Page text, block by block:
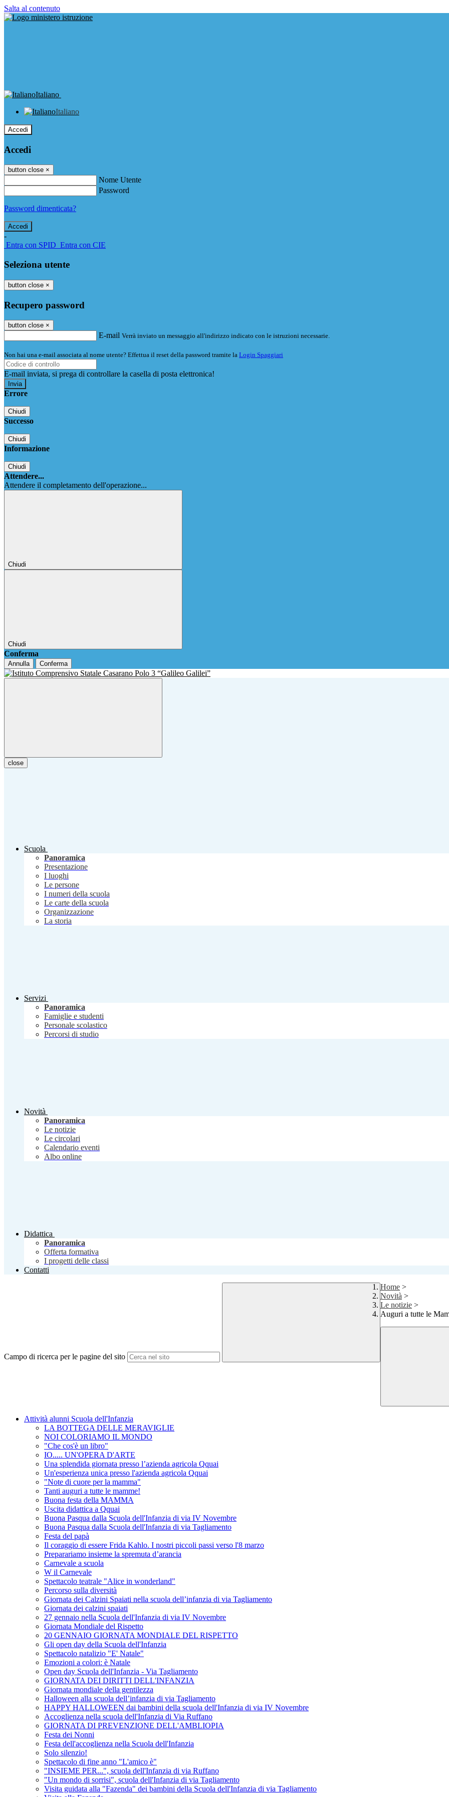
Salta al contenuto
Italiano
Italiano
Accedi
Accedi
button close ×
Nome Utente
Password
Password dimenticata?
-
Entra con SPID Entra con CIE
Seleziona utente
button close ×
Recupero password
button close ×
E-mail Verrà inviato un messaggio all'indirizzo indicato con le istruzioni necessarie.
Non hai una e-mail associata al nome utente? Effettua il reset della password tramite la Login Spaggiari
E-mail inviata, si prega di controllare la casella di posta elettronica!
Errore
Chiudi
Successo
Chiudi
Informazione
Chiudi
Attendere...
Attendere il completamento dell'operazione...
Chiudi
Chiudi
Conferma
Annulla Conferma
close
Scuola
Panoramica
Presentazione
I luoghi
Le persone
I numeri della scuola
Le carte della scuola
Organizzazione
La storia
Servizi
Panoramica
Famiglie e studenti
Personale scolastico
Percorsi di studio
Novità
Panoramica
Le notizie
Le circolari
Calendario eventi
Albo online
Didattica
Panoramica
Offerta formativa
I progetti delle classi
Contatti
Campo di ricerca per le pagine del sito
Home >
Novità >
Le notizie >
Auguri a tutte le
Attività alunni Scuola dell'Infanzia
LA BOTTEGA DELLE MERAVIGLIE
NOI COLORIAMO IL MONDO
"Che cos'è un libro"
IO..... UN'OPERA D'ARTE
Una splendida giornata presso l’azienda agricola Qquai
Un'esperienza unica presso l'azienda agricola Qquai
"Note di cuore per la mamma"
Tanti auguri a tutte le mamme!
Buona festa della MAMMA
Uscita didattica a Qquai
Buona Pasqua dalla Scuola dell'Infanzia di via IV Novembre
Buona Pasqua dalla Scuola dell'Infanzia di via Tagliamento
Festa del papà
Il coraggio di essere Frida Kahlo. I nostri piccoli passi verso l'8 marzo
Preparariamo insieme la spremuta d’arancia
Carnevale a scuola
W il Carnevale
Spettacolo teatrale "Alice in wonderland"
Percorso sulla diversità
Giornata dei Calzini Spaiati nella scuola dell’infanzia di via Tagliamento
Giornata dei calzini spaiati
27 gennaio nella Scuola dell'Infanzia di via IV Novembre
Giornata Mondiale del Rispetto
20 GENNAIO GIORNATA MONDIALE DEL RISPETTO
Gli open day della Scuola dell'Infanzia
Spettacolo natalizio "E' Natale"
Emozioni a colori: è Natale
Open day Scuola dell'Infanzia - Via Tagliamento
GIORNATA DEI DIRITTI DELL'INFANZIA
Giornata mondiale della gentilezza
Halloween alla scuola dell’infanzia di via Tagliamento
HAPPY HALLOWEEN dai bambini della scuola dell'Infanzia di via IV Novembre
Accoglienza nella scuola dell'Infanzia di Via Ruffano
GIORNATA DI PREVENZIONE DELL'AMBLIOPIA
Festa dei Nonni
Festa dell'accoglienza nella Scuola dell'Infanzia
Solo silenzio!
Spettacolo di fine anno "L'amico è"
"INSIEME PER...", scuola dell'Infanzia di via Ruffano
"Un mondo di sorrisi", scuola dell'Infanzia di via Tagliamento
Visita guidata alla "Fazenda" dei bambini della Scuola dell'Infanzia di via Tagliamento